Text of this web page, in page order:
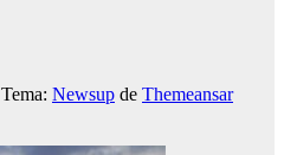
Tema: Newsup de Themeansar